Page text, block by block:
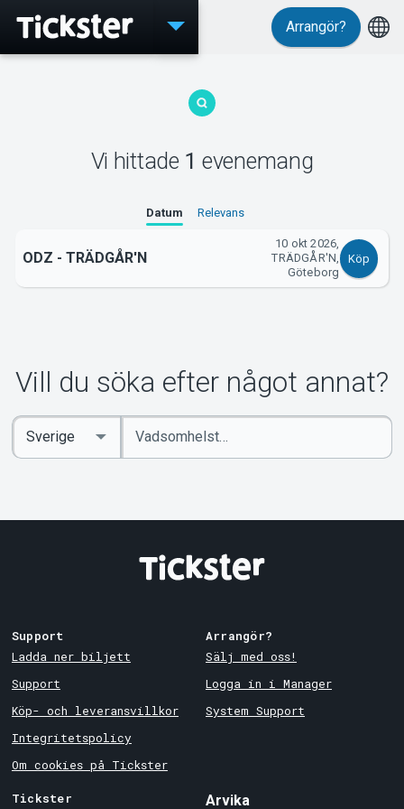
Evenemang
MyTickster
Support
Om Tickster
Arrangör?
Vi hittade 1 evenemang
Datum Relevans
ODZ - TRÄDGÅR'N
10 okt 2026,
TRÄDGÅR'N,
Göteborg
Köp
Vill du söka efter något annat?
Ange
sökord
Select
Country
Support
Ladda ner biljett
Support
Köp- och leveransvillkor
Integritetspolicy
Om cookies på Tickster
Arrangör?
Sälj med oss!
Logga in i Manager
System Support
Tickster Arvika